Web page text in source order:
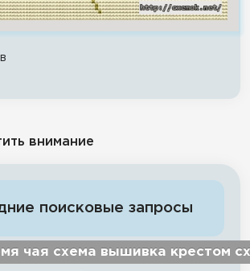
внимание
поисковые запросы
чая схема вышивка крестом